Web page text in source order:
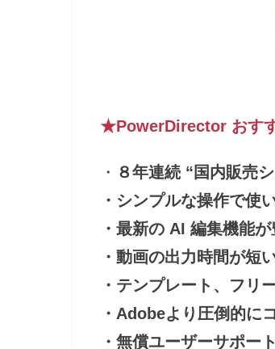
★PowerDirector おす
・ ８年連続 “国内販売
・シンプルな操作で使
・最新の AI 編集機能が
・動画の出力時間が短
・テンプレート、フリ
・Adobeより圧倒的に
・無償ユーザーサポー